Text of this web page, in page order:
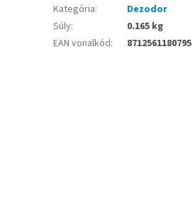
Kategória:
Dezodor
Súly:
0.165 kg
EAN vonalkód: 8712561180795